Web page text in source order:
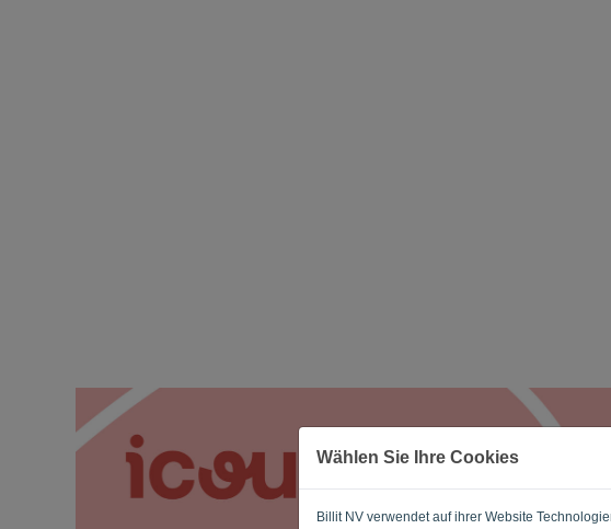
Wählen Sie Ihre Cookies
Billit NV verwendet auf ihrer Website